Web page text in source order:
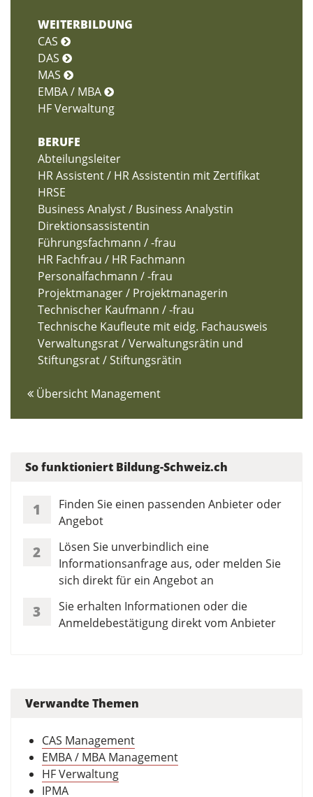
WEITERBILDUNG
CAS
DAS
MAS
EMBA / MBA
HF Verwaltung
BERUFE
Abteilungsleiter
HR Assistent / HR Assistentin mit Zertifikat
HRSE
Business Analyst / Business Analystin
Direktionsassistentin
Führungsfachmann / -frau
HR Fachfrau / HR Fachmann
Personalfachmann / -frau
Projektmanager / Projektmanagerin
Technischer Kaufmann / -frau
Technische Kaufleute mit eidg. Fachausweis
Verwaltungsrat / Verwaltungsrätin und
Stiftungsrat / Stiftungsrätin
Übersicht Management
So funktioniert Bildung-Schweiz.ch
1
Finden Sie einen passenden Anbieter oder
Angebot
2
Lösen Sie unverbindlich eine
Informationsanfrage aus, oder melden Sie
sich direkt für ein Angebot an
3
Sie erhalten Informationen oder die
Anmeldebestätigung direkt vom Anbieter
Verwandte Themen
CAS Management
EMBA / MBA Management
HF Verwaltung
IPMA